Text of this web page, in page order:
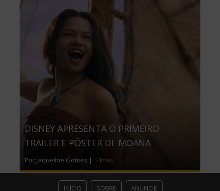
DISNEY APRESENTA O PRIMEIRO
TRAILER E PÔSTER DE MOANA
Por Jaqueline Gomes | Filmes
INÍCIO SOBRE ANUNCIE